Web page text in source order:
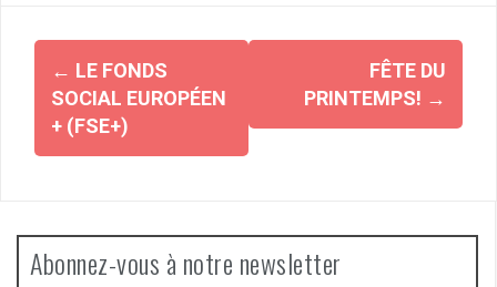
Navigation
d'article
← LE FONDS
SOCIAL EUROPÉEN
+ (FSE+)
FÊTE DU
PRINTEMPS! →
Abonnez-vous à notre newsletter